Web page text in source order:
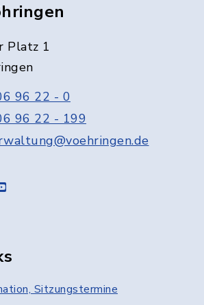
Platz 1
96 22 - 0
96 22 - 199
youtube
Sitzungstermine